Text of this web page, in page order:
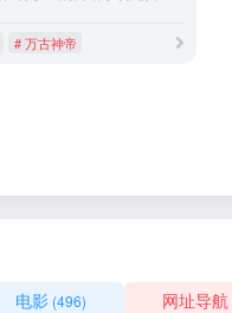
# 万古神帝
电影 (496) 网址导航